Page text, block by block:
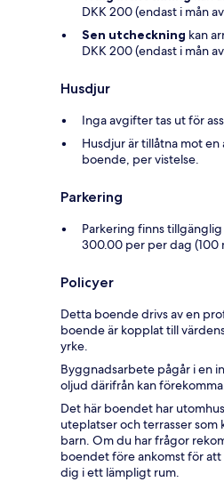
DKK 200 (endast i mån
Sen utcheckning kan
DKK 200 (endast i mån
Husdjur
Inga avgifter tas ut för
Husdjur är tillåtna mot
boende, per vistelse.
Parkering
Parkering finns
300.00 per per dag (100
Policyer
Detta boende drivs av en
boende är kopplat till
yrke.
Byggnadsarbete pågår i en
oljud därifrån kan
Det här boendet har
uteplatser och terrasser som
barn. Om du har frågor
boendet före ankomst för
dig i ett lämpligt rum.